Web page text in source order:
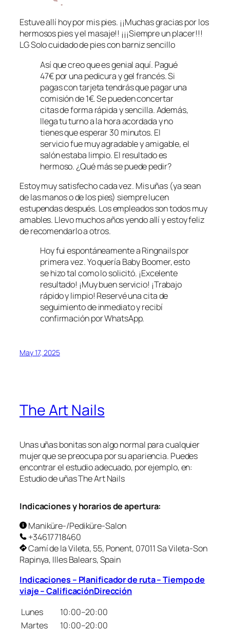
Estuve allí hoy por mis pies. ¡¡Muchas gracias por los
hermosos pies y el masaje!! ¡¡¡Siempre un placer!!!
LG Solo cuidado de pies con barniz sencillo
Así que creo que es genial aquí. Pagué
47€ por una pedicura y gel francés. Si
pagas con tarjeta tendrás que pagar una
comisión de 1€. Se pueden concertar
citas de forma rápida y sencilla. Además,
llega tu turno a la hora acordada y no
tienes que esperar 30 minutos. El
servicio fue muy agradable y amigable, el
salón estaba limpio. El resultado es
hermoso. ¿Qué más se puede pedir?
Estoy muy satisfecho cada vez. Mis uñas (ya sean
de las manos o de los pies) siempre lucen
estupendas después. Los empleados son todos muy
amables. Llevo muchos años yendo allí y estoy feliz
de recomendarlo a otros.
Hoy fui espontáneamente a Ringnails por
primera vez. Yo quería Baby Boomer, esto
se hizo tal como lo solicitó. ¡Excelente
resultado! ¡Muy buen servicio! ¡Trabajo
rápido y limpio! Reservé una cita de
seguimiento de inmediato y recibí
confirmación por WhatsApp.
May 17, 2025
The Art Nails
Unas uñas bonitas son algo normal para cualquier
mujer que se preocupa por su apariencia. Puedes
encontrar el estudio adecuado, por ejemplo, en:
Estudio de uñas The Art Nails
Indicaciones y horarios de apertura:
Maniküre-/Pediküre-Salon
+34617718460
Camí de la Vileta, 55, Ponent, 07011 Sa Vileta-Son
Rapinya, Illes Balears, Spain
Indicaciones – Planificador de ruta – Tiempo de
viaje – CalificaciónDirección
Lunes
10:00–20:00
Martes
10:00–20:00